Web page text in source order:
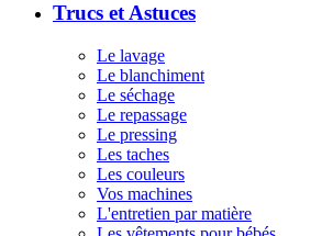
Trucs et Astuces
Le lavage
Le blanchiment
Le séchage
Le repassage
Le pressing
Les taches
Les couleurs
Vos machines
L'entretien par matière